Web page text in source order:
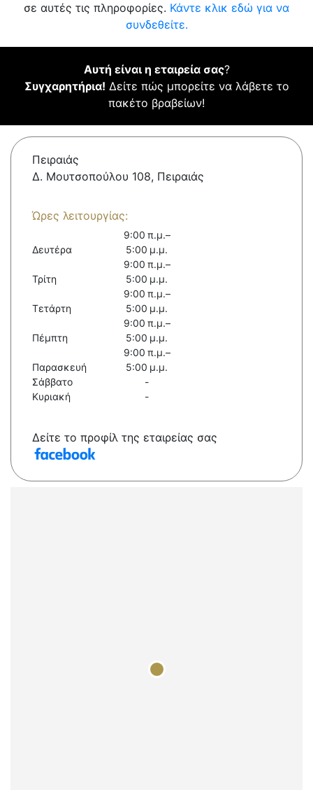
σε αυτές τις πληροφορίες. Κάντε κλικ εδώ για να
συνδεθείτε.
Αυτή είναι η εταιρεία σας?
Συγχαρητήρια! Δείτε πώς μπορείτε να λάβετε το
πακέτο βραβείων!
Πειραιάς
Δ. Μουτσοπούλου 108, Πειραιάς
Ώρες λειτουργίας:
Δευτέρα
9:00 π.μ.–
5:00 μ.μ.
Τρίτη
9:00 π.μ.–
5:00 μ.μ.
Τετάρτη
9:00 π.μ.–
5:00 μ.μ.
Πέμπτη
9:00 π.μ.–
5:00 μ.μ.
Παρασκευή
9:00 π.μ.–
5:00 μ.μ.
Σάββατο
-
Κυριακή
-
Δείτε το προφίλ της εταιρείας σας